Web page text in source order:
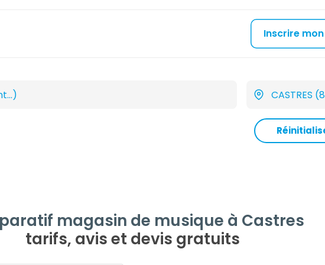
Inscrire
magasin de musique à Castres
tarifs, avis et devis gratuits